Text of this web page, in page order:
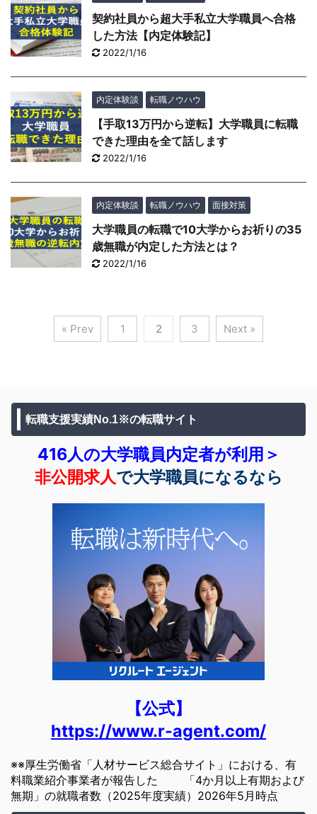
契約社員から超大手私立大学職員へ合格
した方法【内定体験記】
2022/1/16
内定体験談 転職ノウハウ
【手取13万円から逆転】大学職員に転職
できた理由を全て話します
2022/1/16
内定体験談 転職ノウハウ 面接対策
大学職員の転職で10大学からお祈りの35
歳無職が内定した方法とは？
2022/1/16
« Prev 1 2 3 Next »
転職支援実績No.1※の転職サイト
416人の大学職員内定者が利用＞
非公開求人で大学職員になるなら
【公式】
https://www.r-agent.com/
※※厚生労働省「人材サービス総合サイト」における、有
料職業紹介事業者が報告した 「4か月以上有期および
無期」の就職者数（2025年度実績）2026年5月時点